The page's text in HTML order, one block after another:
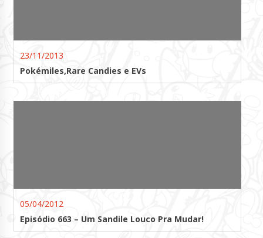
23/11/2013
Pokémiles,Rare Candies e EVs
05/04/2012
Episódio 663 – Um Sandile Louco Pra Mudar!